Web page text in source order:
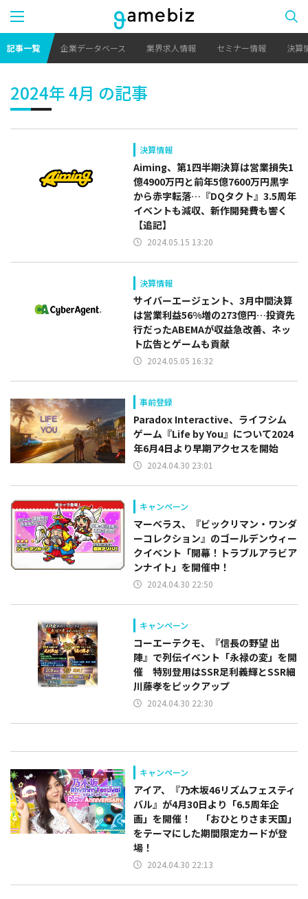
記事一覧 企業データベース 業界求人情報 セミナー情報 決算
2024年 4月 の記事
決算情報
Aiming、第1四半期決算は営業損失1
億4900万円と前年5億7600万円黒字
から赤字転落…『DQタクト』3.5周年
イベントも減収、新作開発費も響く
【追記】
2024.05.15 13:20
決算情報
サイバーエージェント、3月中間決算
は営業利益56%増の273億円…投資先
行だったABEMAが収益急改善、ネッ
ト広告とゲームも貢献
2024.05.05 16:32
事前登録
Paradox Interactive、ライフシム
ゲーム『Life by You』について2024
年6月4日より早期アクセスを開始
2024.04.30 23:01
キャンペーン
マーベラス、『ビックリマン・ワンダ
ーコレクション』のゴールデンウィー
クイベント「開幕！トラブルアラビア
ンナイト」を開催中！
2024.04.30 22:50
キャンペーン
コーエーテクモ、『信長の野望 出
陣』で列伝イベント「永禄の変」を開
催 特別登用はSSR足利義輝とSSR細
川藤孝をピックアップ
2024.04.30 22:30
キャンペーン
アイア、『乃木坂46リズムフェスティ
バル』が4月30日より「6.5周年企
画」を開催！ 「おひとりさま天国」
をテーマにした期間限定カードが登
場！
2024.04.30 22:13